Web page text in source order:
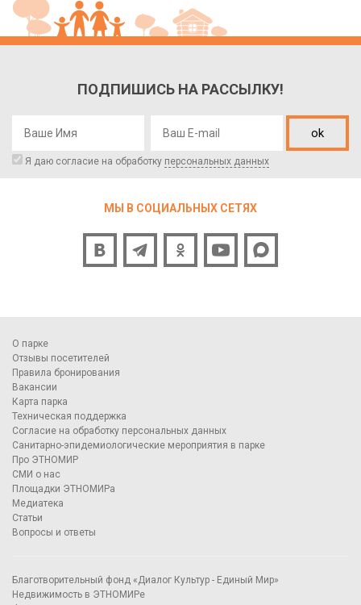
ПОДПИШИСЬ НА РАССЫЛКУ!
ok
Я даю согласие на обработку персональных данных
МЫ В СОЦИАЛЬНЫХ СЕТЯХ
О парке
Отзывы посетителей
Правила бронирования
Вакансии
Карта парка
Техническая поддержка
Согласие на обработку персональных данных
Санитарно-эпидемиологические мероприятия в парке
Про ЭТНОМИР
СМИ о нас
Площадки ЭТНОМИРа
Медиатека
Статьи
Вопросы и ответы
Благотворительный фонд «Диалог Культур - Единый Мир»
Недвижимость в ЭТНОМИРе